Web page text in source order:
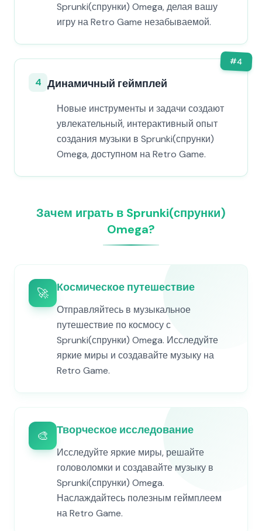
Sprunki(спрунки) Omega, делая вашу
игру на Retro Game незабываемой.
#4
4 Динамичный геймплей
Новые инструменты и задачи создают
увлекательный, интерактивный опыт
создания музыки в Sprunki(спрунки)
Omega, доступном на Retro Game.
Зачем играть в Sprunki(спрунки)
Omega?
🚀 Космическое путешествие
Отправляйтесь в музыкальное
путешествие по космосу с
Sprunki(спрунки) Omega. Исследуйте
яркие миры и создавайте музыку на
Retro Game.
🎨 Творческое исследование
Исследуйте яркие миры, решайте
головоломки и создавайте музыку в
Sprunki(спрунки) Omega.
Наслаждайтесь полезным геймплеем
на Retro Game.